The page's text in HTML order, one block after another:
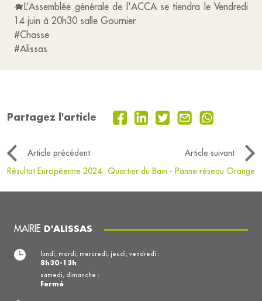
🐗L’Assemblée générale de l'ACCA se tiendra le Vendredi
14 juin à 20h30 salle Gournier.
#Chasse
#Alissas
Partagez l'article
Article précédent
Article suivant
Résultat Européenne 2024 Quartier du Bain - Panne réseau Orange
MAIRIE D'ALISSAS
lundi, mardi, mercredi, jeudi, vendredi :
8h30-13h
samedi, dimanche :
Fermé